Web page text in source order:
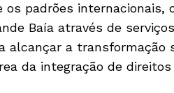
padrões
Baía através de
alcançar a
da integração de